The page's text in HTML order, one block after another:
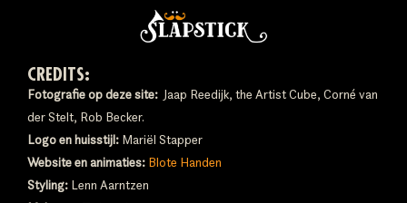
CREDITS:
Fotografie op deze site: Jaap Reedijk, the Artist Cube, Corné van
der Stelt, Rob Becker.
Logo en huisstijl: Mariël Stapper
Website en animaties: Blote Handen
Styling: Lenn Aarntzen